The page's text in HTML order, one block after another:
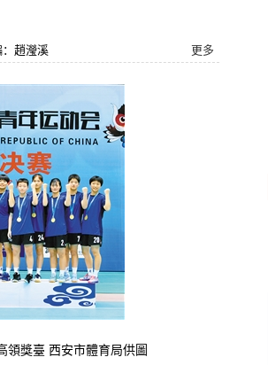
：趙瀅溪 更多
獎臺 西安市體育局供圖